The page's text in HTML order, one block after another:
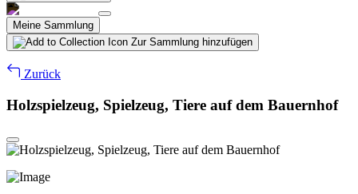
Meine Sammlung
Zur Sammlung hinzufügen
Zurück
Holzspielzeug, Spielzeug, Tiere auf dem Bauernhof